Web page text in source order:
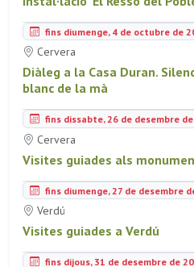
fins diumenge, 4 de octubre de
Cervera
Diàleg a la Casa Duran.
blanc de la mà
fins dissabte, 26 de desembre
Cervera
Visites guiades als
fins diumenge, 27 de desembre
Verdú
Visites guiades a Verdú
fins dijous, 31 de desembre de